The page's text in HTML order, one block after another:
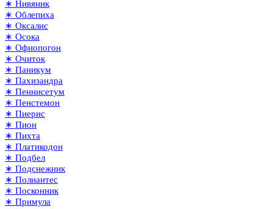
∗ Нивяник
∗ Облепиха
∗ Оксалис
∗ Осока
∗ Офиопогон
∗ Очиток
∗ Паникум
∗ Пахизандра
∗ Пеннисетум
∗ Пенстемон
∗ Пиерис
∗ Пион
∗ Пихта
∗ Платикодон
∗ Подбел
∗ Подснежник
∗ Полиантес
∗ Посконник
∗ Примула